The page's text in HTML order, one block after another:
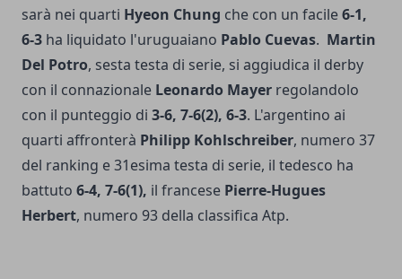
sarà nei quarti Hyeon Chung che con un facile6-1,
6-3 ha liquidato l'uruguaiano Pablo Cuevas. Martin
Del Potro, sesta testa di serie, si aggiudica il derby
con il connazionale Leonardo Mayer regolandolo
con il punteggio di 3-6, 7-6(2), 6-3. L'argentino ai
quarti affronterà Philipp Kohlschreiber, numero 37
del ranking e 31esima testa di serie, il tedesco ha
battuto 6-4, 7-6(1), il francese Pierre-Hugues
Herbert, numero 93 della classifica Atp.